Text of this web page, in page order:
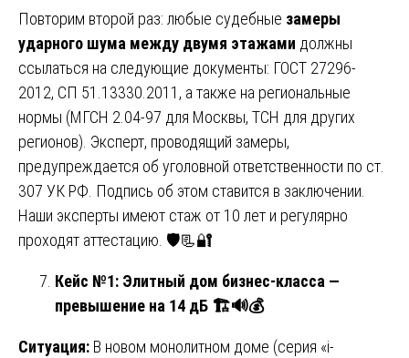
Повторим второй раз: любые судебные замеры
ударного шума между двумя этажами должны
ссылаться на следующие документы: ГОСТ 27296-
2012, СП 51.13330.2011, а также на региональные
нормы (МГСН 2.04-97 для Москвы, ТСН для других
регионов). Эксперт, проводящий замеры,
предупреждается об уголовной ответственности по ст.
307 УК РФ. Подпись об этом ставится в заключении.
Наши эксперты имеют стаж от 10 лет и регулярно
проходят аттестацию. 🛡️📃🔐
Кейс №1: Элитный дом бизнес-класса —
превышение на 14 дБ 🏗️🔊💰
Ситуация: В новом монолитном доме (серия «i-